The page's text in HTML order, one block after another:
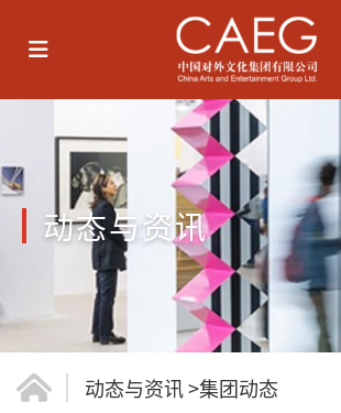
动态与资讯
动态与资讯>集团动态